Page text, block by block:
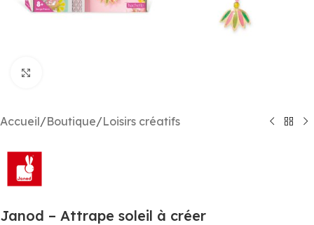
Accueil/Boutique/Loisirs créatifs
Janod – Attrape soleil à créer